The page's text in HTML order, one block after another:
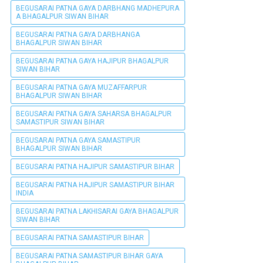
BEGUSARAI PATNA GAYA DARBHANG MADHEPURA
A BHAGALPUR SIWAN BIHAR
BEGUSARAI PATNA GAYA DARBHANGA
BHAGALPUR SIWAN BIHAR
BEGUSARAI PATNA GAYA HAJIPUR BHAGALPUR
SIWAN BIHAR
BEGUSARAI PATNA GAYA MUZAFFARPUR
BHAGALPUR SIWAN BIHAR
BEGUSARAI PATNA GAYA SAHARSA BHAGALPUR
SAMASTIPUR SIWAN BIHAR
BEGUSARAI PATNA GAYA SAMASTIPUR
BHAGALPUR SIWAN BIHAR
BEGUSARAI PATNA HAJIPUR SAMASTIPUR BIHAR
BEGUSARAI PATNA HAJIPUR SAMASTIPUR BIHAR
INDIA
BEGUSARAI PATNA LAKHISARAI GAYA BHAGALPUR
SIWAN BIHAR
BEGUSARAI PATNA SAMASTIPUR BIHAR
BEGUSARAI PATNA SAMASTIPUR BIHAR GAYA